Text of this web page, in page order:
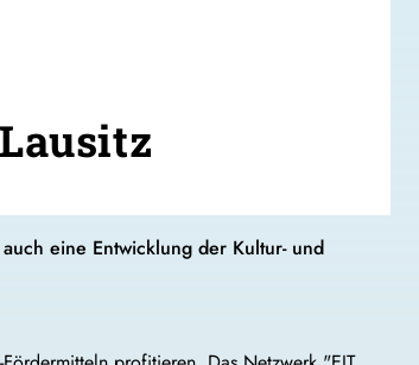
eine Entwicklung der Kultur- und